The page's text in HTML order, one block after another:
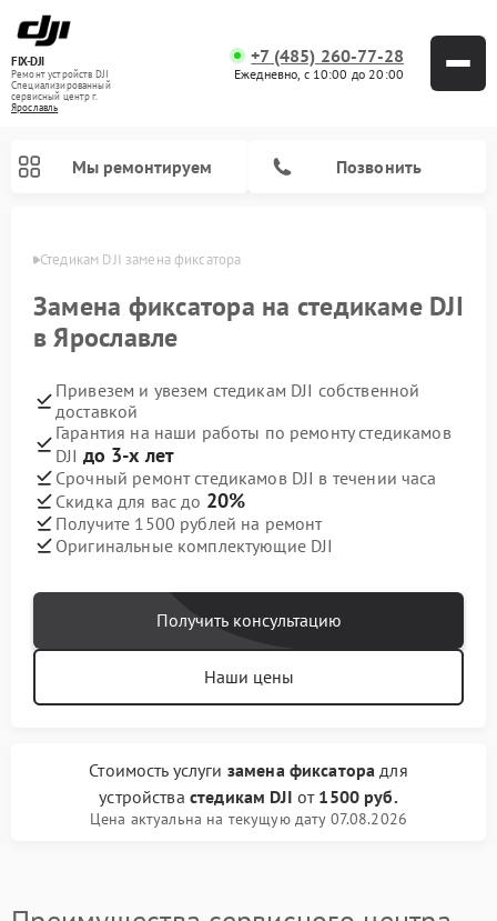
FIX-DJI
Ремонт устройств DJI
Специализированный
cервисный центр г.
Ярославль
+7 (485) 260-77-28
Ежедневно, с 10:00 до 20:00
Мы ремонтируем Позвонить
Стедикам DJI замена фиксатора
Замена фиксатора на стедикаме DJI
в Ярославле
Привезем и увезем стедикам DJI собственной
доставкой
Гарантия на наши работы по ремонту стедикамов
DJI до 3-х лет
Срочный ремонт стедикамов DJI в течении часа
Скидка для вас до 20%
Получите 1500 рублей на ремонт
Оригинальные комплектующие DJI
Получить консультацию
Наши цены
Стоимость услуги замена фиксаторадля
устройства стедикам DJI от 1500 руб.
Цена актуальна на текущую дату 07.08.2026